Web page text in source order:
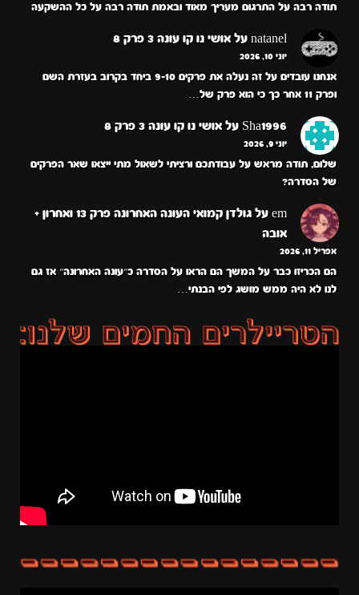
תודה רבה על התרגום מעריך מאוד ובאמת תודה רבה על כל ההשקעה
natanel על אושי נו קו עונה 3 פרק 8
יוני 10, 2026
אנחנו עובדים על זה נעלה את פרקים 9-10 ביחד בקרוב בעזרת השם
ופרק 11 אחר כך כי הוא פרק של…
Sha1996 על אושי נו קו עונה 3 פרק 8
יוני 9, 2026
שלום, תודה מראש על עבודתכם ורציתי לשאול מתי ייצאו שאר הפרקים
של הסדרה?
em על
גולדן קמואי העונה האחרונה פרק 13 ואחרון +
אובה
אפריל 11, 2026
הם הכריזו כבר על המשך הם הראו על הסדרה כ״עונה האחרונה״ אז גם
לנו לא היה ממש מושג לפי הבנתי…